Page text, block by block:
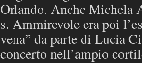
Orlando. Anche Michela
s. Ammirevole era poi
vena” da parte di Lucia
concerto nell’ampio